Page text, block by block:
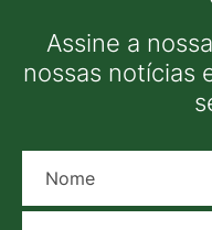
Assine a
nossas notícias